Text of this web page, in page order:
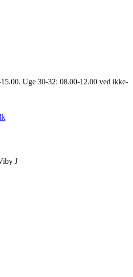
Uge 30-32: 08.00-12.00 ved ikke-
J